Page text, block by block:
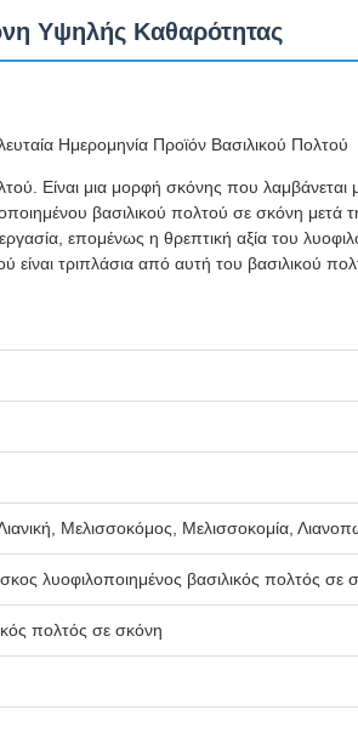
Υψηλής Καθαρότητας
Ημερομηνία Προϊόν Βασιλικού Πολτού
Είναι μια μορφή σκόνης που
βασιλικού πολτού σε σκόνη μετά
επομένως η θρεπτική αξία του
είναι τριπλάσια από αυτή του βασιλικού
Μελισσοκόμος, Μελισσοκομία,
λυοφιλοποιημένος βασιλικός πολτός σε
πολτός σε σκόνη